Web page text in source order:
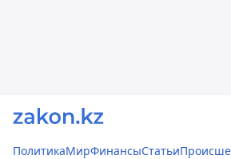
ПолитикаМирФинансыСтатьи